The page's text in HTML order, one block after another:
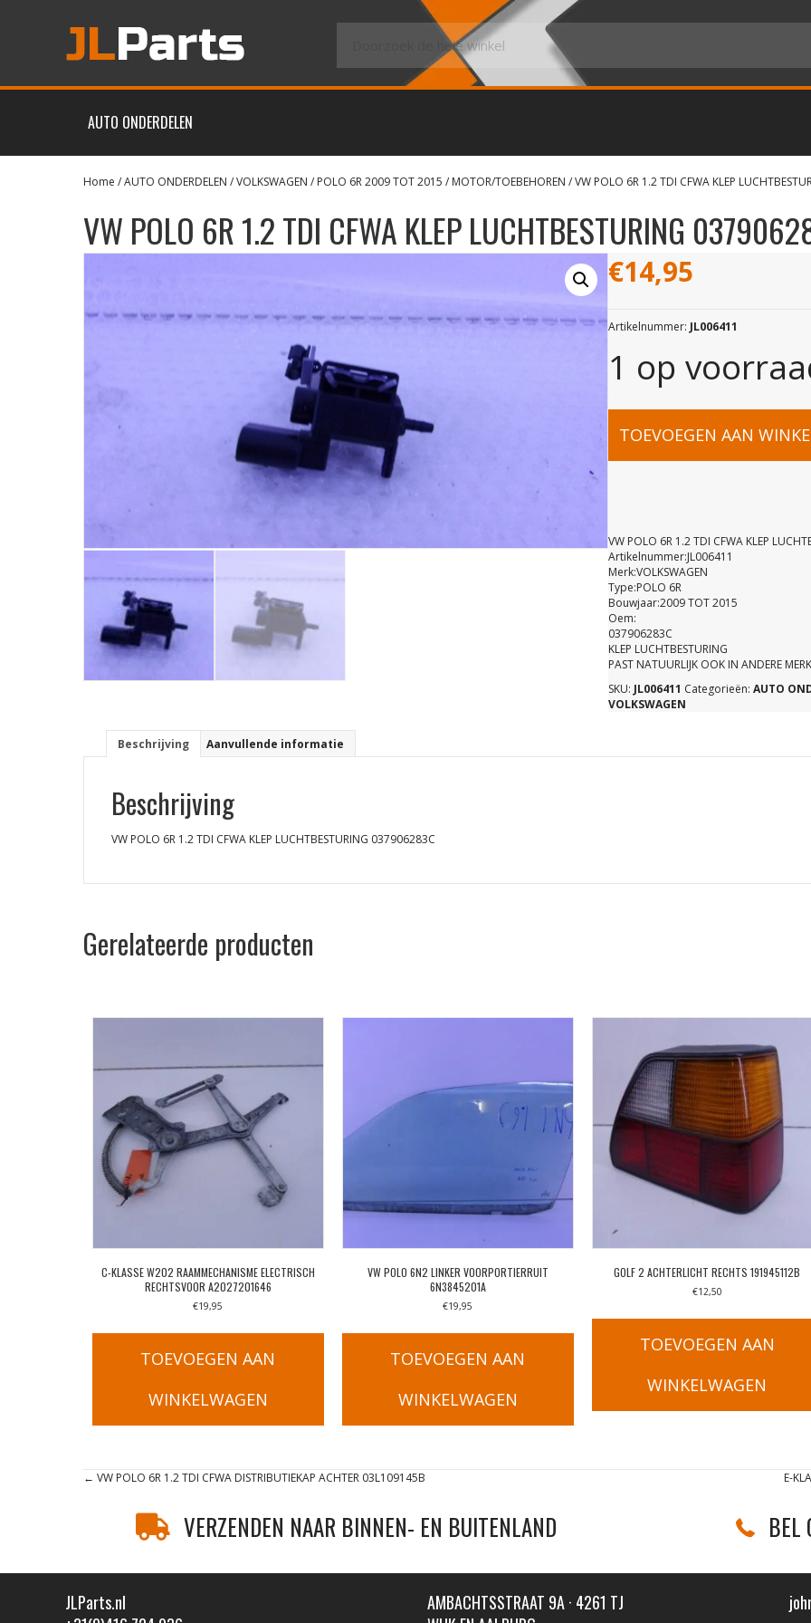
AUTO ONDERDELEN
Home /AUTO ONDERDELEN /VOLKSWAGEN / POLO 6R 2009 TOT 2015 / MOTOR/TOEBEHOREN / VW POLO 6R 1.2 TDI CFWA KLEP
VW POLO 6R 1.2 TDI CFWA KLEP LUCHTBESTURING
€14,95
Artikelnummer: JL006411
1 op
VW
6R
1.2
TDI
CFWA
KLEP
TOEVOEGEN AAN
VW POLO 6R 1.2 TDI CFWA KLEP
Artikelnummer:JL006411
Merk:VOLKSWAGEN
Type:POLO 6R
Bouwjaar:2009 TOT 2015
Oem:
037906283C
KLEP LUCHTBESTURING
PAST NATUURLIJK OOK IN ANDERE
SKU: JL006411 Categorieën: AUTO
VOLKSWAGEN
Beschrijving Aanvullende informatie
Beschrijving
VW POLO 6R 1.2 TDI CFWA KLEP LUCHTBESTURING 037906283C
Gerelateerde producten
C-KLASSE W202 RAAMMECHANISME ELECTRISCH
RECHTSVOOR A2027201646
€19,95
TOEVOEGEN AAN
WINKELWAGEN
VW POLO 6N2 LINKER VOORPORTIERRUIT
6N3845201A
€19,95
TOEVOEGEN AAN
WINKELWAGEN
GOLF 2 ACHTERLICHT RECHTS 191945112B
€12,50
TOEVOEGEN AAN
WINKELWAGEN
Posts
navigation
← VW POLO 6R 1.2 TDI CFWA DISTRIBUTIEKAP ACHTER 03L109145B E-
VERZENDEN NAAR BINNEN- EN BUITENLAND BEL
JLParts.nl
AMBACHTSSTRAAT 9A · 4261 TJ